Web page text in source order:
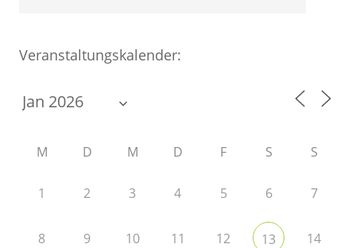
Veranstaltungskalender:
M D M D F S S
1 2 3 4 5 6 7
8 9 10 11 12 13 14